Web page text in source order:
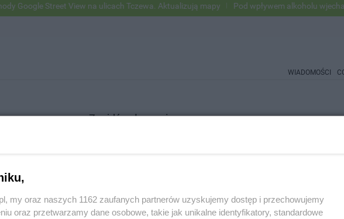
Google Street View na ulicach Tczewa. Aktualizują mapy Pod wpływem alkoholu wjechał
WIADOMOŚCI
Znajdź ogłoszenie
pokaż
my oraz naszych 1162 zaufanych partnerów uzyskujemy dostęp i przechowujemy
oraz przetwarzamy dane osobowe, takie jak unikalne identyfikatory, standardowe